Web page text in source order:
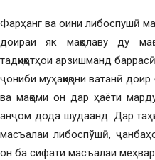
Фарҳанг ва оини либоспушӣ
доираи як мақолаву ду
тадқиқотҳои арзишманд
ҷониби муҳаққиқони ватанӣ
ва мақоми он дар ҳаёти
анҷом дода шудаанд. Дар
масъалаи либоспўшӣ,
он ба сифати масъалаи